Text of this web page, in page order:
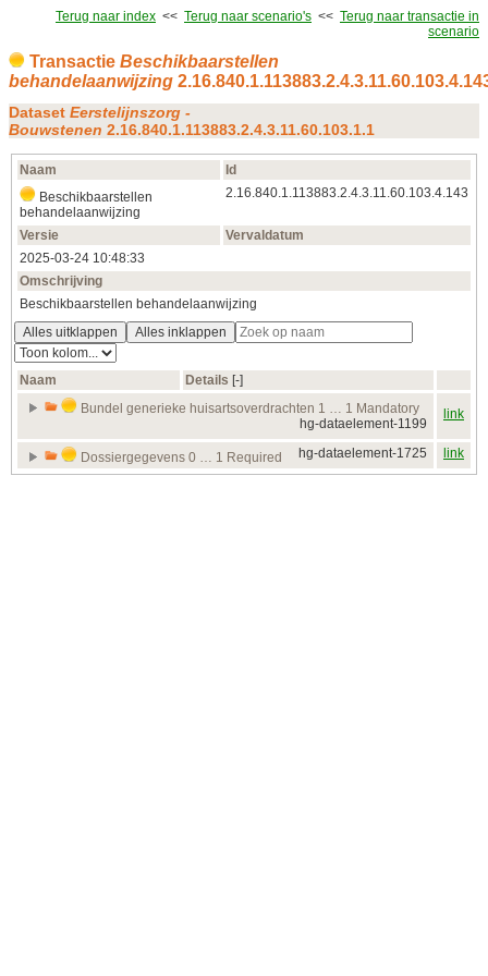
Terug naar index << Terug naar scenario's << Terug naar transactie in
scenario
Transactie Beschikbaarstellen
behandelaanwijzing
Dataset Eerstelijnszorg -
Bouwstenen 2.16.840.1.113883.2.4.3.11.60.103.1.1
Naam
Id
Beschikbaarstellen
behandelaanwijzing
2.16.840.1.113883.2.4.3.11.60.103.4.143
Versie
Vervaldatum
2025‑03‑24 10:48:33
Omschrijving
Beschikbaarstellen behandelaanwijzing
Alles uitklappen
Alles inklappen
Naam Details [‑]
Bundel generieke huisartsoverdrachten 1 … 1 Mandatory
hg-dataelement-1199
link
Dossiergegevens 0 … 1 Required hg-dataelement-1725 link